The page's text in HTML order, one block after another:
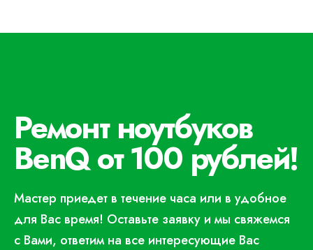
Ремонт ноутбуков
BenQ от 100 рублей!
Мастер приедет в течение часа или в удобное
для Вас время! Оставьте заявку и мы свяжемся
с Вами, ответим на все интересующие Вас